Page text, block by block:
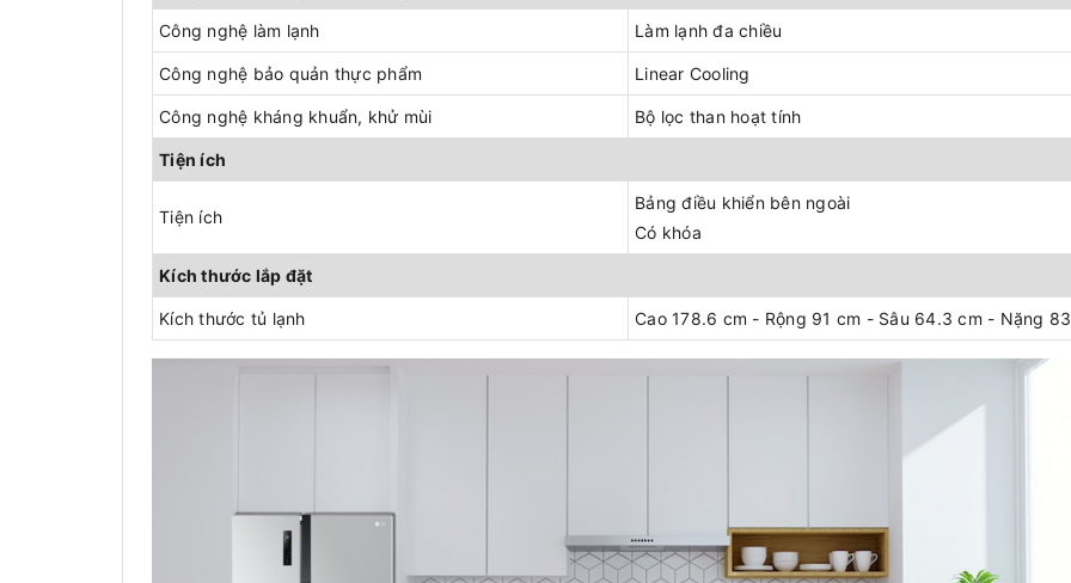
Công nghệ làm lạnh Làm lạnh đa chiều
Công nghệ bảo quản thực phẩm Linear Cooling
Công nghệ kháng khuẩn, khử mùi Bộ lọc than hoạt tính
Tiện ích
Tiện ích
Bảng điều khiển bên ngoài
Có khóa
Kích thước lắp đặt
Kích thước tủ lạnh Cao 178.6 cm - Rộng 91 cm - Sâu 64.3 cm - Nặng